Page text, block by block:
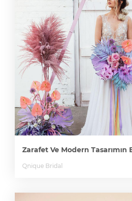
Zarafet Ve Modern
Qnique Bridal